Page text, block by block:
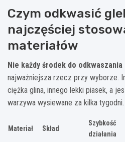
Czym odkwasić
najczęściej
materiałów
Nie każdy środek do
najważniejsza rzecz przy wyborze.
ciężka glina, innego lekki piasek, a
warzywa wysiewane za kilka tygodni.
Materiał Skład
Szybkość
działania